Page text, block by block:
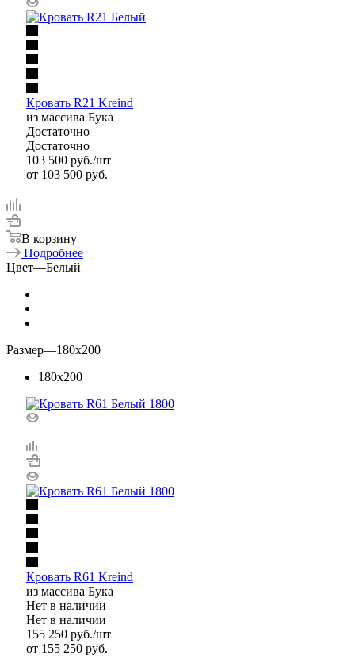
Кровать R21 Kreind
из массива Бука
Достаточно
Достаточно
103 500 руб./шт
от 103 500 руб.
В корзину
Подробнее
Цвет—Белый
Размер—180x200
180x200
Кровать R61 Kreind
из массива Бука
Нет в наличии
Нет в наличии
155 250 руб./шт
от 155 250 руб.